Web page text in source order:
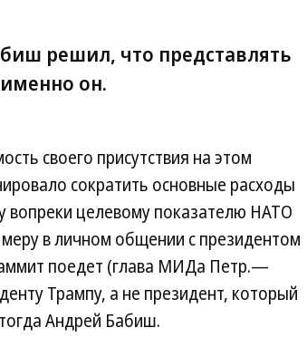
решил, что представлять
он.
своего присутствия на этом
сократить основные расходы
вопреки целевому показателю НАТО
в личном общении с президентом
поедет (глава МИДа Петр.—
Трампу, а не президент, который
Андрей Бабиш.